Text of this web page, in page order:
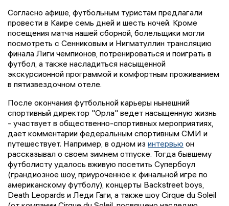
Согласно афише, футбольным туристам предлагали
провести в Каире семь дней и шесть ночей. Кроме
посещения матча нашей сборной, болельщики могли
посмотреть с Сенниковым и Нигматуллин трансляцию
финала Лиги чемпионов, потренироваться и поиграть в
футбол, а также насладиться насыщенной
экскурсионной программой и комфортным проживанием
в пятизвездочном отеле.
После окончания футбольной карьеры нынешний
спортивный директор "Орла" ведет насыщенную жизнь
- участвует в общественно-спортивных мероприятиях,
дает комментарии федеральным спортивным СМИ и
путешествует. Например, в одном из интервью он
рассказывал о своем зимнем отпуске. Тогда бывшему
футболисту удалось вживую посетить Супербоул
(грандиозное шоу, приуроченное к финальной игре по
американскому футболу), концерты Backstreet boys,
Death Leopards и Леди Гаги, а также шоу Cirque du Soleil